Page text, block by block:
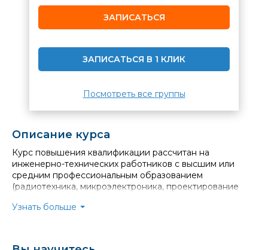
ЗАПИСАТЬСЯ
ЗАПИСАТЬСЯ В 1 КЛИК
Посмотреть все группы
Описание курса
Курс повышения квалификации рассчитан на
инженерно-технических работников с высшим или
средним профессиональным образованием
(радиотехника, микроэлектроника, проектирование
испытаниями электронных компонентов, измерениями
руководителей организаций.
Узнать больше